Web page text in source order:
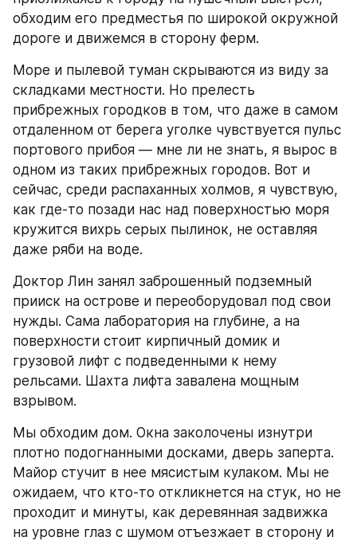
обходим его предместья по широкой окружной
дороге и движемся в сторону ферм.
Море и пылевой туман скрываются из виду за
складками местности. Но прелесть
прибрежных городков в том, что даже в самом
отдаленном от берега уголке чувствуется пульс
портового прибоя — мне ли не знать, я вырос в
одном из таких прибрежных городов. Вот и
сейчас, среди распаханных холмов, я чувствую,
как где-то позади нас над поверхностью моря
кружится вихрь серых пылинок, не оставляя
даже ряби на воде.
Доктор Лин занял заброшенный подземный
прииск на острове и переоборудовал под свои
нужды. Сама лаборатория на глубине, а на
поверхности стоит кирпичный домик и
грузовой лифт с подведенными к нему
рельсами. Шахта лифта завалена мощным
взрывом.
Мы обходим дом. Окна заколочены изнутри
плотно подогнанными досками, дверь заперта.
Майор стучит в нее мясистым кулаком. Мы не
ожидаем, что кто-то откликнется на стук, но не
проходит и минуты, как деревянная задвижка
на уровне глаз с шумом отъезжает в сторону и